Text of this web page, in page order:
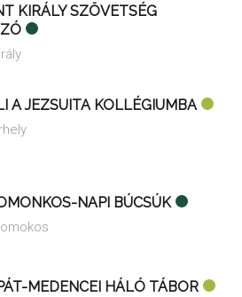
KIRÁLY SZÖVETSÉG
A JEZSUITA KOLLÉGIUMBA
NAPI BÚCSÚK
MEDENCEI HÁLÓ TÁBOR